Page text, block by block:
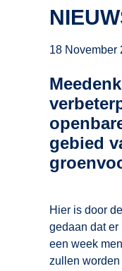
18 November
gebied
Hier is door
gedaan dat
een week
zullen